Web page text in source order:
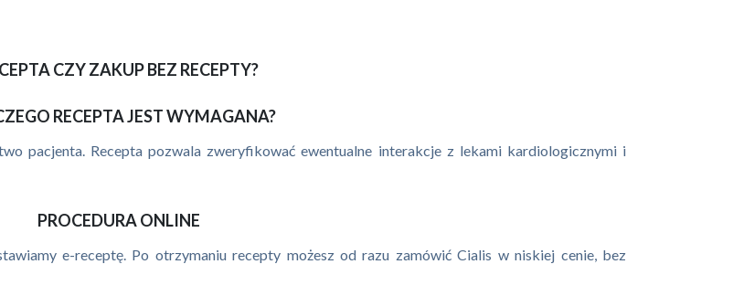
CZY ZAKUP BEZ RECEPTY?
RECEPTA JEST WYMAGANA?
pacjenta. Recepta pozwala zweryfikować ewentualne interakcje z lekami kardiologicznymi i
PROCEDURA ONLINE
e-receptę. Po otrzymaniu recepty możesz od razu zamówić Cialis w niskiej cenie, bez